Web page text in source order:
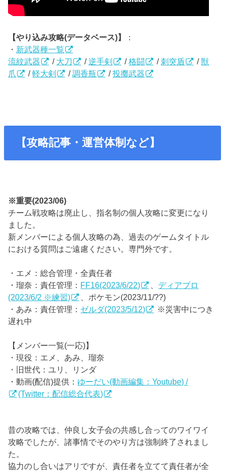
【やり込み攻略(データベース)】
：
・ 新武器種一覧
流紋武器
/ 大刀 /逆手剣 /格闘 /刺突盾 /獣
爪
/軽大剣 /調香瓶 /投擲武器
【攻略記事・運営体制など】
※重要(2023/06)
チーム戦攻略は廃止し、指名制の個人攻略に変更になり
ました。
新メンバーによる個人攻略の為、過去のゲームタイトル
における質問はご遠慮ください。専門外です。
・エメ：総合管理・全責任者
・瑠奈：責任管理： FF16(2023/6/22)
ディアブロ
(2023/6/2 ※練習)
、ポケモン(2023/11/??)
・あみ：責任管理： ゼルダ(2023/5/12)
※災害中につき
遅れ中
【メンバー一覧(一応)】
・現役：エメ、あみ、瑠奈
・旧世代：ユリ、リンダ
・動画(配信)提供： ゆーだい(動画編集：Youtube) /
(Twitter：配信総合代表)
昔の攻略では、仲良し女子会の共感し合ってのワイワイ
攻略でしたが、諸事情でそのやり方は強制終了されまし
た。
協力のし合いはアリですが、責任者を立てて責任者が全